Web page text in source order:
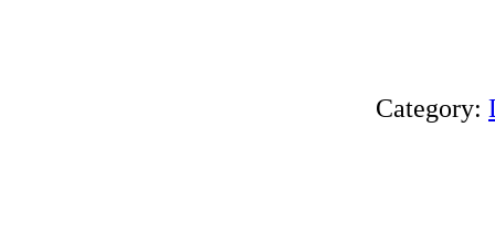
Category: